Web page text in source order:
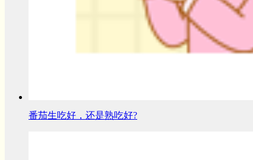
番茄生吃好，还是熟吃好?